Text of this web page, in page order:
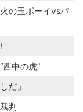
の玉ボーイvsパ
西中の虎”
だ」
判